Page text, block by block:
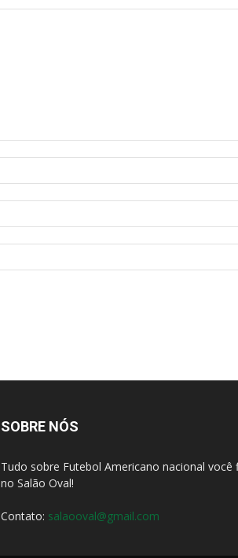
SOBRE NÓS
Tudo sobre Futebol Americano nacional você
no Salão Oval!
Contato: salaooval@gmail.com